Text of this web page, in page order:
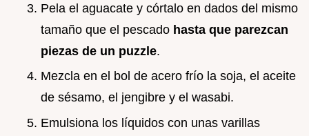
Pela el aguacate y córtalo en dados del mismo
tamaño que el pescado hasta que parezcan
piezas de un puzzle.
Mezcla en el bol de acero frío la soja, el aceite
de sésamo, el jengibre y el wasabi.
Emulsiona los líquidos con unas varillas